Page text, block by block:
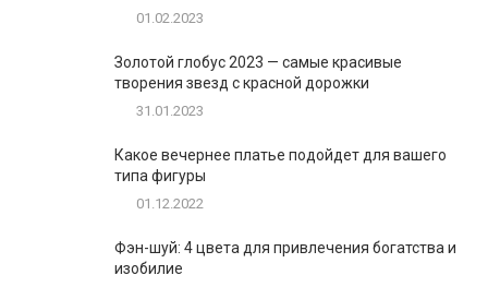
01.02.2023
Золотой глобус 2023 — самые красивые
творения звезд с красной дорожки
31.01.2023
Какое вечернее платье подойдет для вашего
типа фигуры
01.12.2022
Фэн-шуй: 4 цвета для привлечения богатства и
изобилие